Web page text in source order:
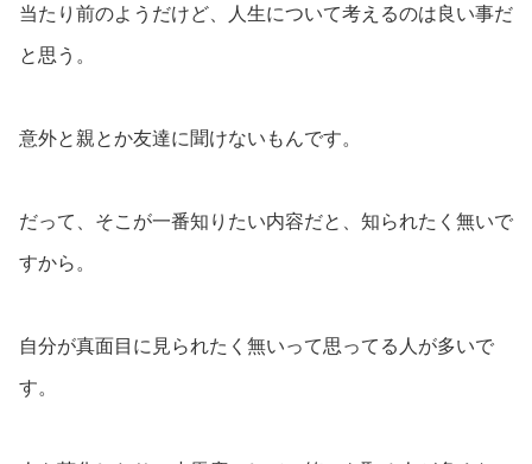
当たり前のようだけど、人生について考えるのは良い事だ
と思う。
意外と親とか友達に聞けないもんです。
だって、そこが一番知りたい内容だと、知られたく無いで
すから。
自分が真面目に見られたく無いって思ってる人が多いで
す。